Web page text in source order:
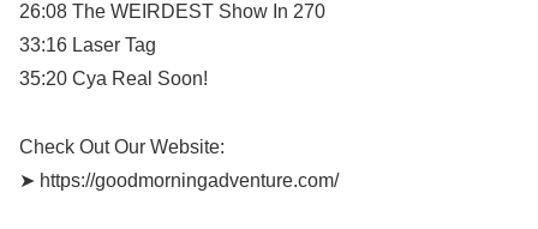
26:08 The WEIRDEST Show In 270
33:16 Laser Tag
35:20 Cya Real Soon!
Check Out Our Website:
➤ https://goodmorningadventure.com/